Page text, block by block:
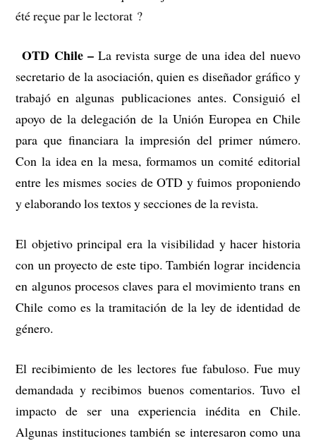
été reçue par le lectorat ?
–OTD Chile –La revista surge de una idea del nuevo
secretario de la asociación, quien es diseñador gráfico y
trabajó en algunas publicaciones antes. Consiguió el
apoyo de la delegación de la Unión Europea en Chile
para que financiara la impresión del primer número.
Con la idea en la mesa, formamos un comité editorial
entre les mismes socies de OTD y fuimos proponiendo
y elaborando los textos y secciones de la revista.
El objetivo principal era la visibilidad y hacer historia
con un proyecto de este tipo. También lograr incidencia
en algunos procesos claves para el movimiento trans en
Chile como es la tramitación de la ley de identidad de
género.
El recibimiento de les lectores fue fabuloso. Fue muy
demandada y recibimos buenos comentarios. Tuvo el
impacto de ser una experiencia inédita en Chile.
Algunas instituciones también se interesaron como una